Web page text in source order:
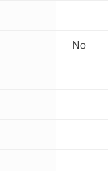
No